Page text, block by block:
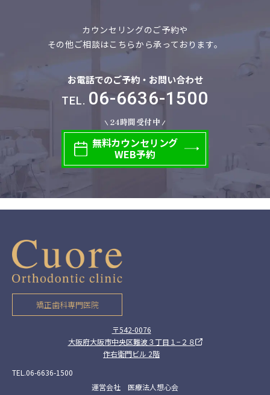
カウンセリングのご予約や
その他ご相談はこちらから承っております。
お電話でのご予約・お問い合わせ
TEL. 06-6636-1500
24時間受付中
無料カウンセリング
WEB予約
矯正歯科専門医院
〒542-0076
大阪府大阪市中央区難波３丁目１−２８
作右衛門ビル 2階
TEL.06-6636-1500
運営会社 医療法人想心会